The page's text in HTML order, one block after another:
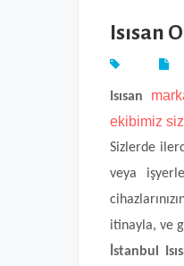
Isısan
Isısan
ekibimiz
Sizlerde
veya
itinayla, ve
İstanbul